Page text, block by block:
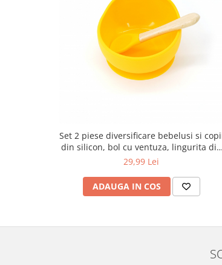
Set 2 piese diversificare bebelusi si
din silicon, bol cu ventuza, lingurita din
lemn si silicon, fara alergeni, galben
29,99 Lei
ADAUGA IN COS